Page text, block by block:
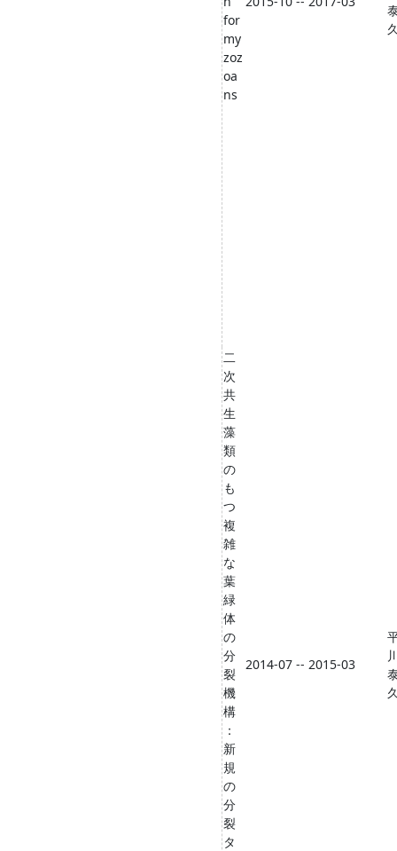
for
my
zoz
oa
ns
二
次
共
生
藻
類
の
も
つ
複
雑
な
葉
緑
体
の
分
裂
機
構
：
新
規
の
分
裂
タ
2014-07 -- 2015-03